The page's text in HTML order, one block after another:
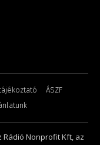
ÁSZF
Rádió Nonprofit Kft, az